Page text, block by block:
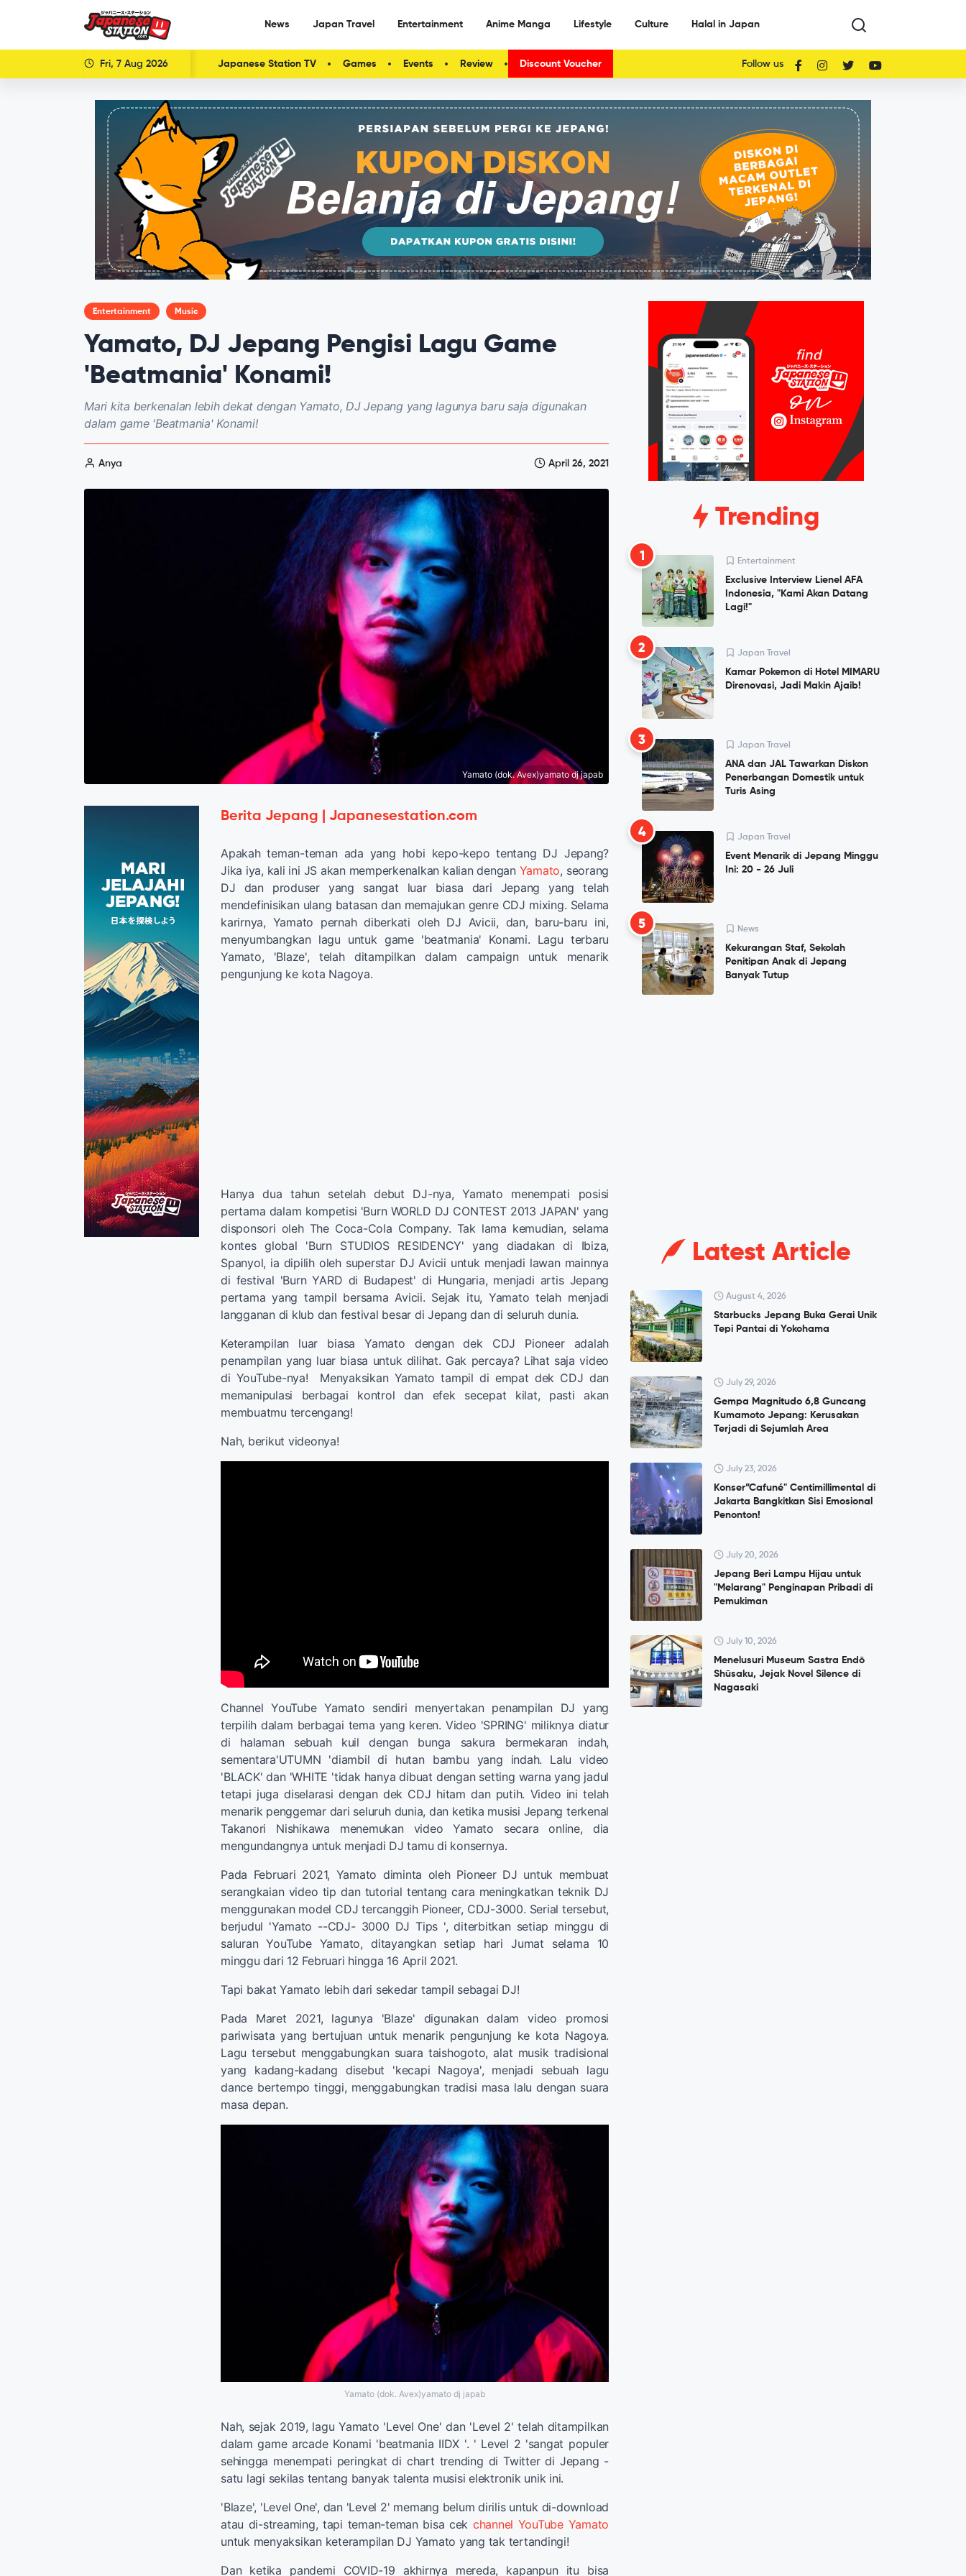
News Japan Travel Entertainment Anime Manga Lifestyle Culture Halal in Japan
Fri, 7 Aug 2026 Japanese Station TV Games Events Review Discount Voucher Follow us
Entertainment Music
Yamato, DJ Jepang Pengisi Lagu Game
'Beatmania' Konami!
Mari kita berkenalan lebih dekat dengan Yamato, DJ Jepang yang lagunya baru saja digunakan
dalam game 'Beatmania' Konami!
Anya April 26, 2021
Yamato (dok. Avex)yamato dj japab
Berita Jepang | Japanesestation.com
Apakah teman-teman ada yang hobi kepo-kepo tentang DJ Jepang?
Jika iya, kali ini JS akan memperkenalkan kalian dengan Yamato, seorang
DJ dan produser yang sangat luar biasa dari Jepang yang telah
mendefinisikan ulang batasan dan memajukan genre CDJ mixing. Selama
karirnya, Yamato pernah diberkati oleh DJ Avicii, dan, baru-baru ini,
menyumbangkan lagu untuk game 'beatmania' Konami. Lagu terbaru
Yamato, 'Blaze', telah ditampilkan dalam campaign untuk menarik
pengunjung ke kota Nagoya.
Hanya dua tahun setelah debut DJ-nya, Yamato menempati posisi
pertama dalam kompetisi 'Burn WORLD DJ CONTEST 2013 JAPAN' yang
disponsori oleh The Coca-Cola Company. Tak lama kemudian, selama
kontes global 'Burn STUDIOS RESIDENCY' yang diadakan di Ibiza,
Spanyol, ia dipilih oleh superstar DJ Avicii untuk menjadi lawan mainnya
di festival 'Burn YARD di Budapest' di Hungaria, menjadi artis Jepang
pertama yang tampil bersama Avicii. Sejak itu, Yamato telah menjadi
langganan di klub dan festival besar di Jepang dan di seluruh dunia.
Keterampilan luar biasa Yamato dengan dek CDJ Pioneer adalah
penampilan yang luar biasa untuk dilihat. Gak percaya? Lihat saja video
di YouTube-nya! Menyaksikan Yamato tampil di empat dek CDJ dan
memanipulasi berbagai kontrol dan efek secepat kilat, pasti akan
membuatmu tercengang!
Nah, berikut videonya!
Channel YouTube Yamato sendiri menyertakan penampilan DJ yang
terpilih dalam berbagai tema yang keren. Video 'SPRING' miliknya diatur
di halaman sebuah kuil dengan bunga sakura bermekaran indah,
sementara'UTUMN 'diambil di hutan bambu yang indah. Lalu video
'BLACK' dan 'WHITE 'tidak hanya dibuat dengan setting warna yang jadul
tetapi juga diselarasi dengan dek CDJ hitam dan putih. Video ini telah
menarik penggemar dari seluruh dunia, dan ketika musisi Jepang terkenal
Takanori Nishikawa menemukan video Yamato secara online, dia
mengundangnya untuk menjadi DJ tamu di konsernya.
Pada Februari 2021, Yamato diminta oleh Pioneer DJ untuk membuat
serangkaian video tip dan tutorial tentang cara meningkatkan teknik DJ
menggunakan model CDJ tercanggih Pioneer, CDJ-3000. Serial tersebut,
berjudul 'Yamato --CDJ- 3000 DJ Tips ', diterbitkan setiap minggu di
saluran YouTube Yamato, ditayangkan setiap hari Jumat selama 10
minggu dari 12 Februari hingga 16 April 2021.
Tapi bakat Yamato lebih dari sekedar tampil sebagai DJ!
Pada Maret 2021, lagunya 'Blaze' digunakan dalam video promosi
pariwisata yang bertujuan untuk menarik pengunjung ke kota Nagoya.
Lagu tersebut menggabungkan suara taishogoto, alat musik tradisional
yang kadang-kadang disebut 'kecapi Nagoya', menjadi sebuah lagu
dance bertempo tinggi, menggabungkan tradisi masa lalu dengan suara
masa depan.
Yamato (dok. Avex)yamato dj japab
Nah, sejak 2019, lagu Yamato 'Level One' dan 'Level 2' telah ditampilkan
dalam game arcade Konami 'beatmania IIDX '. ' Level 2 'sangat populer
sehingga menempati peringkat di chart trending di Twitter di Jepang -
satu lagi sekilas tentang banyak talenta musisi elektronik unik ini.
'Blaze', 'Level One', dan 'Level 2' memang belum dirilis untuk di-download
atau di-streaming, tapi teman-teman bisa cek channel YouTube Yamato
untuk menyaksikan keterampilan DJ Yamato yang tak tertandingi!
Dan ketika pandemi COVID-19 akhirnya mereda, kapanpun itu bisa
Trending
1 Entertainment
Exclusive Interview Lienel AFA
Indonesia, "Kami Akan Datang
Lagi!"
2 Japan Travel
Kamar Pokemon di Hotel MIMARU
Direnovasi, Jadi Makin Ajaib!
3 Japan Travel
ANA dan JAL Tawarkan Diskon
Penerbangan Domestik untuk
Turis Asing
4 Japan Travel
Event Menarik di Jepang Minggu
Ini: 20 - 26 Juli
5 News
Kekurangan Staf, Sekolah
Penitipan Anak di Jepang
Banyak Tutup
Latest Article
August 4, 2026
Starbucks Jepang Buka Gerai Unik
Tepi Pantai di Yokohama
July 29, 2026
Gempa Magnitudo 6,8 Guncang
Kumamoto Jepang: Kerusakan
Terjadi di Sejumlah Area
July 23, 2026
Konser”Cafuné" Centimillimental di
Jakarta Bangkitkan Sisi Emosional
Penonton!
July 20, 2026
Jepang Beri Lampu Hijau untuk
"Melarang" Penginapan Pribadi di
Pemukiman
July 10, 2026
Menelusuri Museum Sastra Endō
Shūsaku, Jejak Novel Silence di
Nagasaki